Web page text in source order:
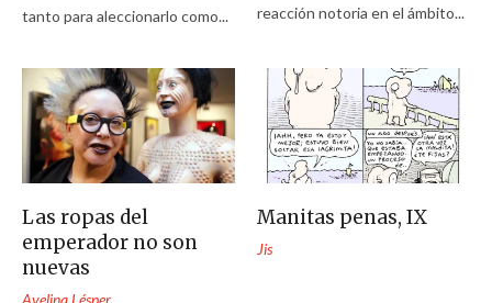
tanto para aleccionarlo como...
reacción notoria en el ámbito...
Las ropas del
emperador no son
nuevas
Avelina Lésper
Manitas penas, IX
Jis